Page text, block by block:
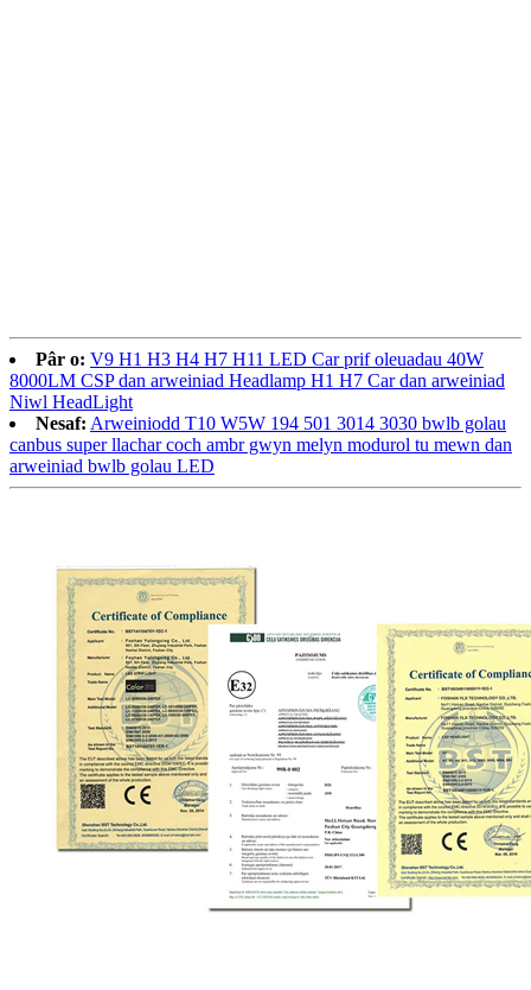
Pâr o: V9 H1 H3 H4 H7 H11 LED Car prif oleuadau 40W
8000LM CSP dan arweiniad Headlamp H1 H7 Car dan arweiniad
Niwl HeadLight
Nesaf: Arweiniodd T10 W5W 194 501 3014 3030 bwlb golau
canbus super llachar coch ambr gwyn melyn modurol tu mewn dan
arweiniad bwlb golau LED